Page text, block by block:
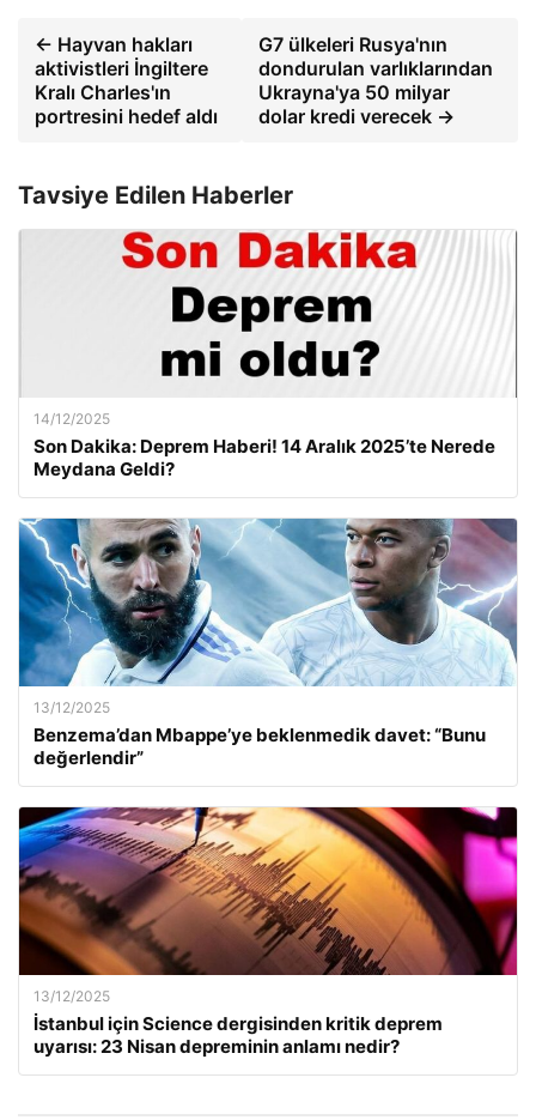
← Hayvan hakları
aktivistleri İngiltere
Kralı Charles'ın
portresini hedef aldı
G7 ülkeleri Rusya'nın
dondurulan varlıklarından
Ukrayna'ya 50 milyar
dolar kredi verecek →
Tavsiye Edilen Haberler
14/12/2025
Son Dakika: Deprem Haberi! 14 Aralık 2025’te Nerede
Meydana Geldi?
13/12/2025
Benzema’dan Mbappe’ye beklenmedik davet: “Bunu
değerlendir”
13/12/2025
İstanbul için Science dergisinden kritik deprem
uyarısı: 23 Nisan depreminin anlamı nedir?